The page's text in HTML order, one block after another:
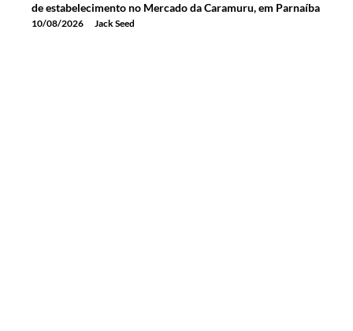
de estabelecimento no Mercado da Caramuru, em Parnaíba
10/08/2026 Jack Seed